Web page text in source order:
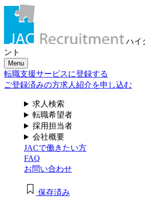
求人検索・転職事例
はじめに、あなたが活
「ご経験業種」
お選びください
サービス（人材・ホテル・旅行
商社
流通（EC・運輸・小売）
消費財（食品・アパレル・トイ
マスコミ（広告・制作）
ハイ
ント
Menu
転職支援サービスに登録する
ご登録済みの方求人紹介を申し込む
求人検索
転職希望者
採用担当者
会社概要
JACで働きたい方
FAQ
お問い合わせ
保存済み
メール認証とは？
メール認証は当社サービスを利用され
メールアドレスがご本人のもので受信
確認するための仕組みです。 これは主
のセキュリティリスク低減や、サポー
のスムーズな本人認証に役立ちます。
ジェイ エイ シー リクルートメントを
個人情報取り扱いおよびサービス利